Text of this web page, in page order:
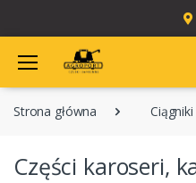
Strona główna
Części karoseri,